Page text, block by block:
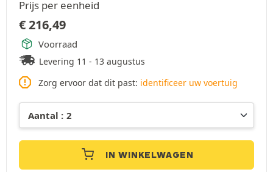
Prijs per eenheid
€216,49
Voorraad
Levering 11 - 13 augustus
Zorg ervoor dat dit past: identificeer uw voertuig
IN WINKELWAGEN